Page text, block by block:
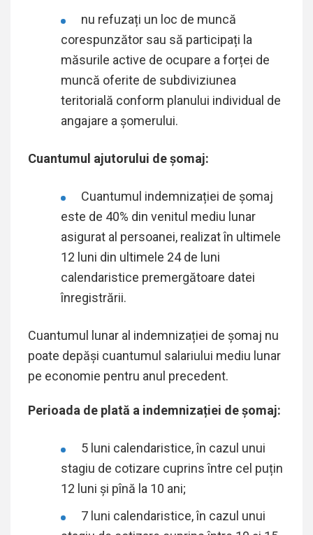
nu refuzați un loc de muncă
corespunzător sau să participați la
măsurile active de ocupare a forței de
muncă oferite de subdiviziunea
teritorială conform planului individual de
angajare a șomerului.
Cuantumul ajutorului de şomaj:
Cuantumul indemnizației de șomaj
este de 40% din venitul mediu lunar
asigurat al persoanei, realizat în ultimele
12 luni din ultimele 24 de luni
calendaristice premergătoare datei
înregistrării.
Cuantumul lunar al indemnizației de șomaj nu
poate depăși cuantumul salariului mediu lunar
pe economie pentru anul precedent.
Perioada de plată a indemnizației de şomaj:
5 luni calendaristice, în cazul unui
stagiu de cotizare cuprins între cel puțin
12 luni și pînă la 10 ani;
7 luni calendaristice, în cazul unui